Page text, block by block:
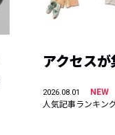
アクセス
2026.08.01
NEW
人気記事ランキン